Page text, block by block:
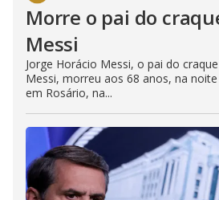
Morre o pai do
Messi
Jorge Horácio Messi, o pai do
Messi, morreu aos 68 anos, na
em Rosário, na...